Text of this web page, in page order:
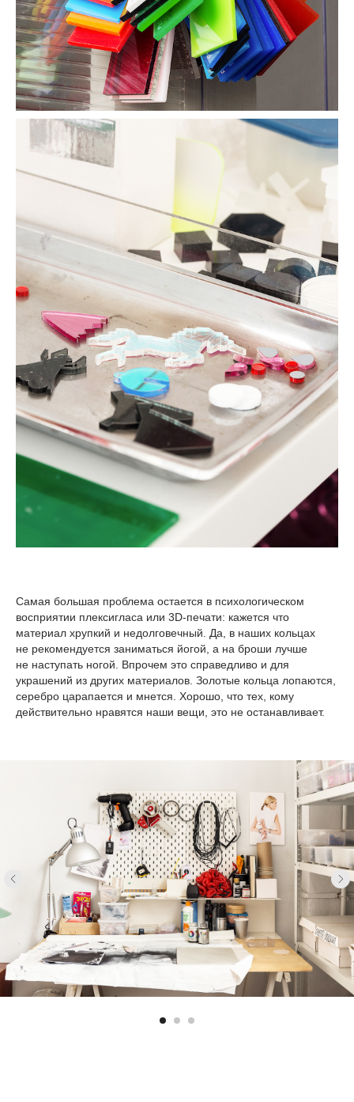
Самая большая проблема остается в психологическом
восприятии плексигласа или 3D-печати: кажется что
материал хрупкий и недолговечный. Да, в наших кольцах
не рекомендуется заниматься йогой, а на броши лучше
не наступать ногой. Впрочем это справедливо и для
украшений из других материалов. Золотые кольца лопаются,
серебро царапается и мнется. Хорошо, что тех, кому
действительно нравятся наши вещи, это не останавливает.